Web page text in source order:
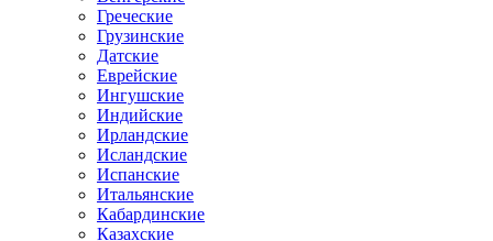
Греческие
Грузинские
Датские
Еврейские
Ингушские
Индийские
Ирландские
Исландские
Испанские
Итальянские
Кабардинские
Казахские